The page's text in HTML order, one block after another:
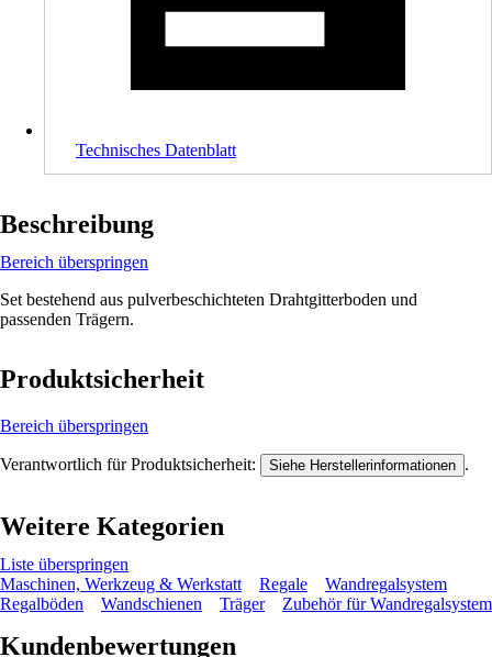
Technisches Datenblatt
Beschreibung
Bereich überspringen
Set bestehend aus pulverbeschichteten Drahtgitterboden und
passenden Trägern.
Produktsicherheit
Bereich überspringen
Verantwortlich für Produktsicherheit: Siehe Herstellerinformationen .
Weitere Kategorien
Liste überspringen
Maschinen, Werkzeug & Werkstatt
Regale
Wandregalsystem
Regalböden
Wandschienen Träger Zubehör für Wandregalsystem
Kundenbewertungen